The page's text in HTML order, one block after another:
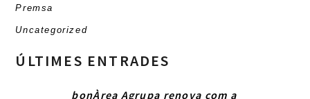
Premsa
Uncategorized
ÚLTIMES ENTRADES
bonÀrea Agrupa renova com a